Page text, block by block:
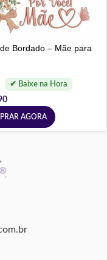
Bordado – Mãe para
AGORA